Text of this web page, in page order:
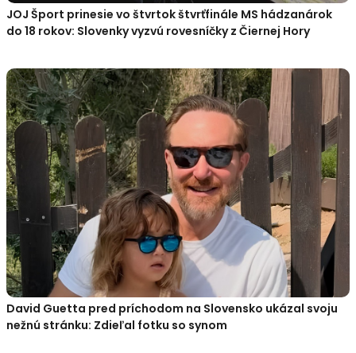
JOJ Šport prinesie vo štvrtok štvrťfinále MS hádzanárok
do 18 rokov: Slovenky vyzvú rovesníčky z Čiernej Hory
David Guetta pred príchodom na Slovensko ukázal svoju
nežnú stránku: Zdieľal fotku so synom